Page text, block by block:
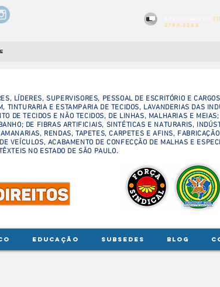
2790.2222
Posts Em
LÍDERES, SUPERVISORES, PESSOAL DE ESCRITÓRIO E
TINTURARIA E ESTAMPARIA DE TECIDOS, LAVANDERIAS DAS
DE TECIDOS E NÃO TECIDOS, DE LINHAS, MALHARIAS E MEIAS;
DE FIBRAS ARTIFICIAIS, SINTÉTICAS E NATURARIS,
RENDAS, TAPETES, CARPETES E AFINS,
VEÍCULOS, ACABAMENTO DE CONFECÇÃO DE MALHAS E
NO ESTADO DE SÃO PAULO.
EDUCAÇÃO SUBSEDES BLOG